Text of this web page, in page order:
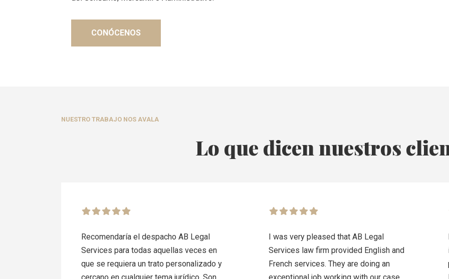
CONÓCENOS
NUESTRO TRABAJO NOS AVALA
Lo que dicen nuestros
Recomendaría el despacho AB Legal
Services para todas aquellas veces en
que se requiera un trato personalizado y
I was very pleased that AB Legal
Services law firm provided English and
French services. They are doing an